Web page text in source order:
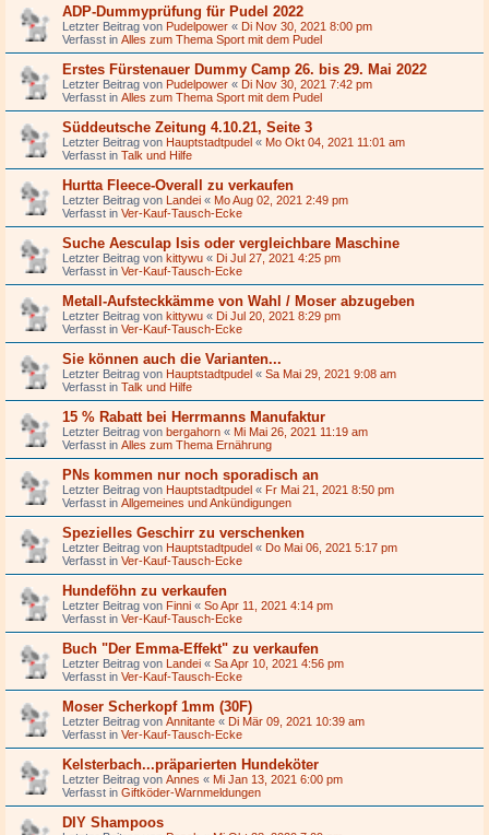
ADP-Dummyprüfung für Pudel 2022
Letzter Beitrag von Pudelpower « Di Nov 30, 2021 8:00 pm
Verfasst in Alles zum Thema Sport mit dem Pudel
Erstes Fürstenauer Dummy Camp 26. bis 29. Mai 2022
Letzter Beitrag von Pudelpower « Di Nov 30, 2021 7:42 pm
Verfasst in Alles zum Thema Sport mit dem Pudel
Süddeutsche Zeitung 4.10.21, Seite 3
Letzter Beitrag von Hauptstadtpudel « Mo Okt 04, 2021 11:01 am
Verfasst in Talk und Hilfe
Hurtta Fleece-Overall zu verkaufen
Letzter Beitrag von Landei « Mo Aug 02, 2021 2:49 pm
Verfasst in Ver-Kauf-Tausch-Ecke
Suche Aesculap Isis oder vergleichbare Maschine
Letzter Beitrag von kittywu « Di Jul 27, 2021 4:25 pm
Verfasst in Ver-Kauf-Tausch-Ecke
Metall-Aufsteckkämme von Wahl / Moser abzugeben
Letzter Beitrag von kittywu « Di Jul 20, 2021 8:29 pm
Verfasst in Ver-Kauf-Tausch-Ecke
Sie können auch die Varianten...
Letzter Beitrag von Hauptstadtpudel « Sa Mai 29, 2021 9:08 am
Verfasst in Talk und Hilfe
15 % Rabatt bei Herrmanns Manufaktur
Letzter Beitrag von bergahorn « Mi Mai 26, 2021 11:19 am
Verfasst in Alles zum Thema Ernährung
PNs kommen nur noch sporadisch an
Letzter Beitrag von Hauptstadtpudel « Fr Mai 21, 2021 8:50 pm
Verfasst in Allgemeines und Ankündigungen
Spezielles Geschirr zu verschenken
Letzter Beitrag von Hauptstadtpudel « Do Mai 06, 2021 5:17 pm
Verfasst in Ver-Kauf-Tausch-Ecke
Hundeföhn zu verkaufen
Letzter Beitrag von Finni « So Apr 11, 2021 4:14 pm
Verfasst in Ver-Kauf-Tausch-Ecke
Buch "Der Emma-Effekt" zu verkaufen
Letzter Beitrag von Landei « Sa Apr 10, 2021 4:56 pm
Verfasst in Ver-Kauf-Tausch-Ecke
Moser Scherkopf 1mm (30F)
Letzter Beitrag von Annitante « Di Mär 09, 2021 10:39 am
Verfasst in Ver-Kauf-Tausch-Ecke
Kelsterbach...präparierten Hundeköter
Letzter Beitrag von Annes « Mi Jan 13, 2021 6:00 pm
Verfasst in Giftköder-Warnmeldungen
DIY Shampoos